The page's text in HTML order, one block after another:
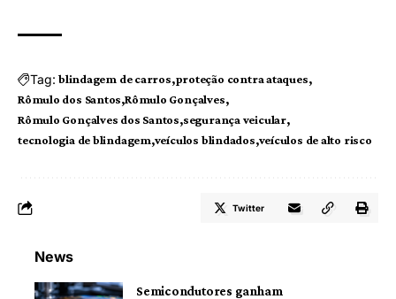
Tag: blindagem de carros proteção contra ataques
Rômulo dos Santos Rômulo Gonçalves
Rômulo Gonçalves dos Santos segurança veicular
tecnologia de blindagem veículos blindados veículos de alto risco
Twitter
News
Semicondutores ganham